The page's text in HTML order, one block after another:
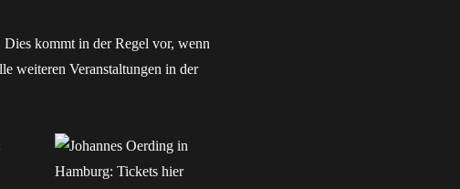
kommt in der Regel vor, wenn
weiteren Veranstaltungen in der